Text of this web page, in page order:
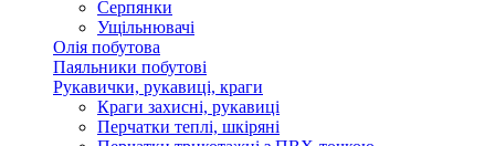
Серпянки
Ущільнювачі
Олія побутова
Паяльники побутові
Рукавички, рукавиці, краги
Краги захисні, рукавиці
Перчатки теплі, шкіряні